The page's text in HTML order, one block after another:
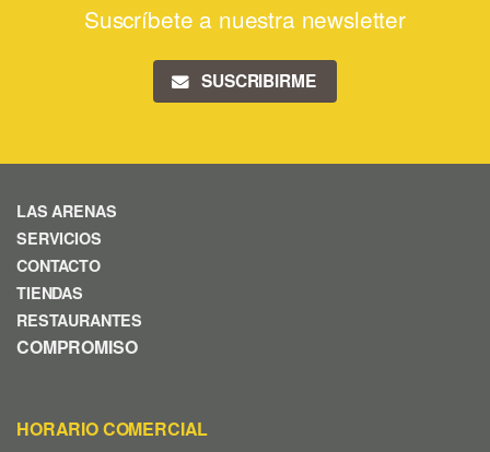
Suscríbete a nuestra newsletter
SUSCRIBIRME
LAS ARENAS
SERVICIOS
CONTACTO
TIENDAS
RESTAURANTES
COMPROMISO
HORARIO COMERCIAL